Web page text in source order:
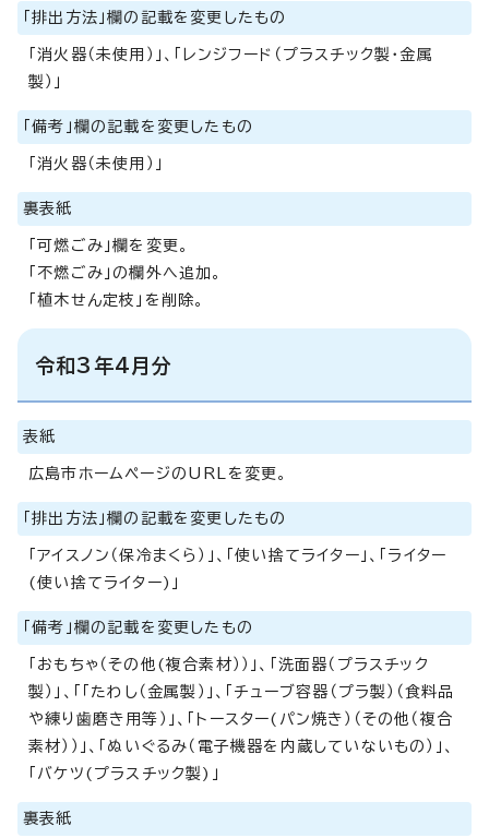
「排出方法」欄の記載を変更したもの
「消火器（未使用）」、「レンジフード（プラスチック製・金属
製）」
「備考」欄の記載を変更したもの
「消火器（未使用）」
裏表紙
「可燃ごみ」欄を変更。
「不燃ごみ」の欄外へ追加。
「植木せん定枝」を削除。
令和3年4月分
表紙
広島市ホームページのURLを変更。
「排出方法」欄の記載を変更したもの
「アイスノン（保冷まくら）」、「使い捨てライター」、「ライター
(使い捨てライター)」
「備考」欄の記載を変更したもの
「おもちゃ（その他(複合素材））」、「洗面器（プラスチック
製）」、「「たわし（金属製）」、「チューブ容器（プラ製）（食料品
や練り歯磨き用等）」、「トースター(パン焼き）（その他（複合
素材））」、「ぬいぐるみ（電子機器を内蔵していないもの）」、
「バケツ(プラスチック製)」
裏表紙